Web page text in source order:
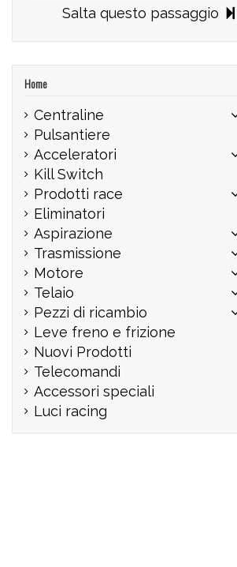
Salta questo passaggio
Home
Centraline
Pulsantiere
Acceleratori
Kill Switch
Prodotti race
Eliminatori
Aspirazione
Trasmissione
Motore
Telaio
Pezzi di ricambio
Leve freno e frizione
Nuovi Prodotti
Telecomandi
Accessori speciali
Luci racing